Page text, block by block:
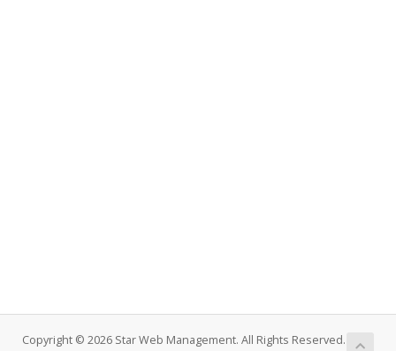
Copyright © 2026 Star Web Management. All Rights Reserved.